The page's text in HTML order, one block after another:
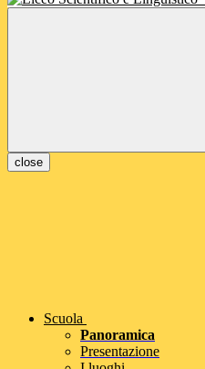
close
Scuola
Panoramica
Presentazione